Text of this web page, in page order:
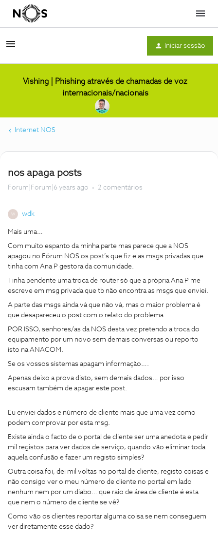
Menu
Iniciar sessão
Vishing | Phishing através de chamadas de voz
internacionais/nacionais
Internet NOS
nos apaga posts
Forum|Forum|6 years ago 2 comentários
W wdk
Mais uma…
Com muito espanto da minha parte mas parece que a NOS
apagou no Fórum NOS os post’s que fiz e as msgs privadas que
tinha com Ana P gestora da comunidade.
Tinha pendente uma troca de router só que a própria Ana P me
escreve em msg privada que tb não encontra as msgs que enviei.
A parte das msgs ainda vá que não vá, mas o maior problema é
que desapareceu o post com o relato do problema.
POR ISSO, senhores/as da NOS desta vez pretendo a troca do
equipamento por um novo sem demais conversas ou reporto
isto na ANACOM.
Se os vossos sistemas apagam informação….
Apenas deixo a prova disto, sem demais dados… por isso
escusam também de apagar este post.
Eu enviei dados e número de cliente mais que uma vez como
podem comprovar por esta msg.
Existe ainda o facto de o portal de cliente ser uma anedota e pedir
mil registos para ver dados de serviço, quando vão eliminar toda
aquela confusão e fazer um registo simples?
Outra coisa foi, dei mil voltas no portal de cliente, registo coisas e
não consigo ver o meu número de cliente no portal em lado
nenhum nem por um diabo… que raio de área de cliente é esta
que nem o número de cliente se vê?
Como vão os clientes reportar alguma coisa se nem conseguem
ver diretamente esse dado?